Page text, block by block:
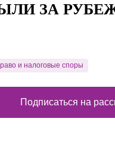
ЗА
и налоговые споры
Подписаться на